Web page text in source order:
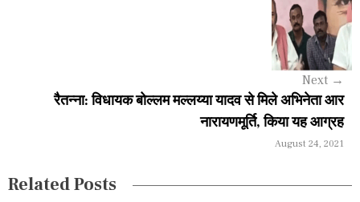
o
Next →
रैतन्ना: विधायक बोल्लम मल्लय्या यादव से मिले अभिनेता आर
नारायणमूर्ति, किया यह आग्रह
August 24, 2021
Related Posts